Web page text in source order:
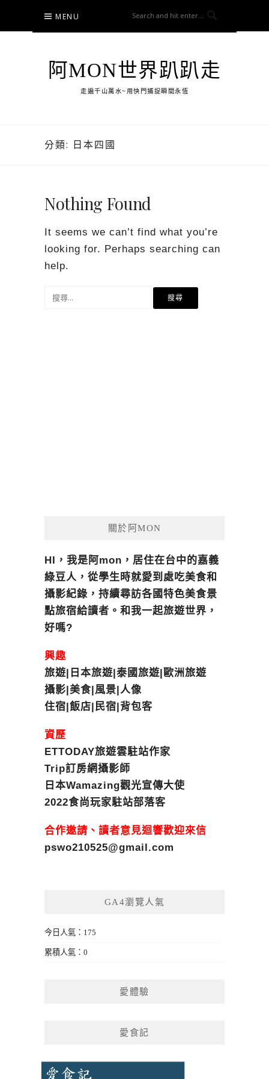
content
MENU
阿MON世界趴趴走
走遍千山萬水~用快門捕捉瞬間永恆
分類: 日本四國
Nothing Found
It seems we can’t find what you’re
looking for. Perhaps searching can
help.
關於阿MON
HI，我是阿mon，居住在台中的嘉義
綠豆人，從學生時就愛到處吃美食和
攝影紀錄，持續尋訪各國特色美食景
點旅宿給讀者。和我一起旅遊世界，
好嗎?
興趣
旅遊|日本旅遊|泰國旅遊|歐洲旅遊
攝影|美食|風景|人像
住宿|飯店|民宿|背包客
資歷
ETTODAY旅遊雲駐站作家
Trip訂房網攝影師
日本Wamazing觀光宣傳大使
2022食尚玩家駐站部落客
合作邀請、讀者意見迴響歡迎來信
pswo210525@gmail.com
GA4瀏覽人氣
今日人氣：175
累積人氣：0
愛體驗
愛食記